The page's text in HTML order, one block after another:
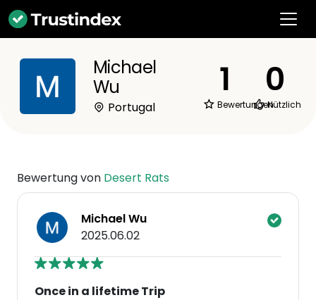
Michael
Wu
Portugal
1
Bewertungen
0
Nützlich
Bewertung von Desert Rats
Michael Wu
2025.06.02
Once in a lifetime Trip